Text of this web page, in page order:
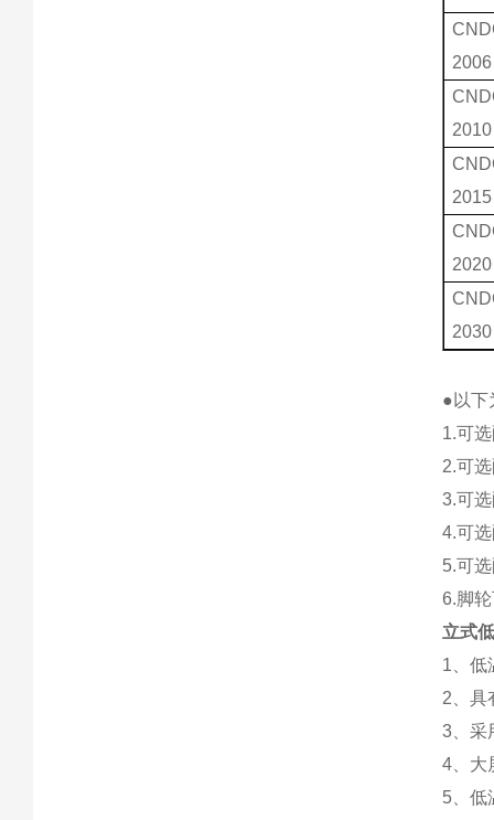
2006
2010
2015
2020
2030
●以下
1.可
2.可
3.可
4.可
5.可
6.脚
立式
1、低
2、具
3、采
4、大
5、低